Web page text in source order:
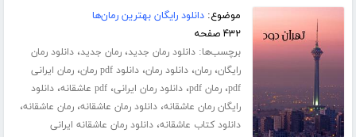
موضوع:دانلود رایگان بهترین رمان‌ها
۴۳۲ صفحه
برچسب‌ها:دانلود رمان جدید،رمان جدید،دانلود رمان
رایگان،رمان،دانلود رمان،دانلود pdf رمان ،رمان ایرانی
pdf،رمان pdf ،دانلود رمان ایرانی،pdf عاشقانه ،دانلود
رایگان رمان عاشقانه،دانلود رمان عاشقانه،رمان عاشقانه،
دانلود کتاب عاشقانه،دانلود رمان عاشقانه ایرانی